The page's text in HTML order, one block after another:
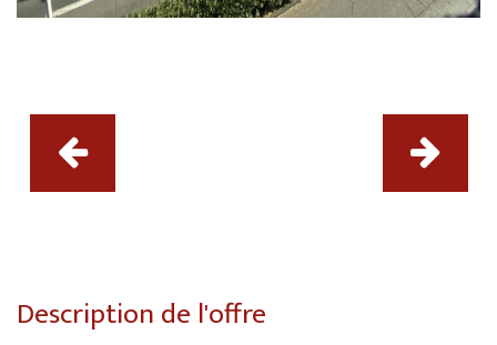
Description de l'offre